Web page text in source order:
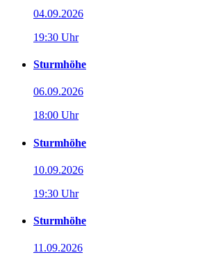
04.09.2026
19:30 Uhr
Sturmhöhe
06.09.2026
18:00 Uhr
Sturmhöhe
10.09.2026
19:30 Uhr
Sturmhöhe
11.09.2026